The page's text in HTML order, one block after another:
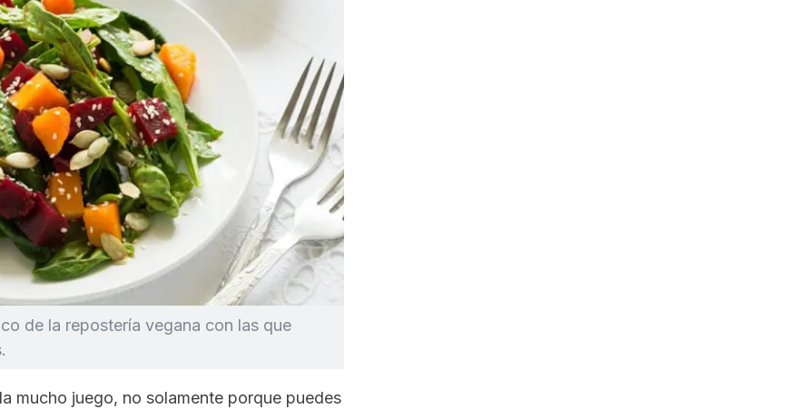
de la repostería vegana con las que
mucho juego, no solamente porque puedes